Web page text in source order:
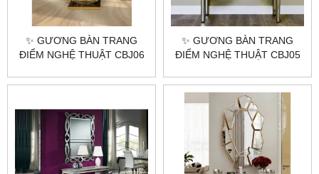
✨ GƯƠNG BÀN TRANG
ĐIỂM NGHỆ THUẬT CBJ06
GÓC TRANG ĐIỂM CỦA
✨ GƯƠNG BÀN TRANG
ĐIỂM NGHỆ THUẬT CBJ05
CHO KHÔNG GIAN CỦA
BẠN ✨